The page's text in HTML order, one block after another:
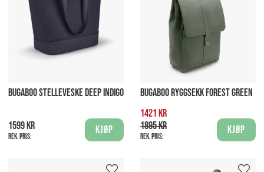
BUGABOO STELLEVESKE DEEP INDIGO
1599 kr
Rek. pris:
Kjøp
BUGABOO RYGGSEKK FOREST GREEN
1421 kr
1895 kr
Rek. pris:
Kjøp